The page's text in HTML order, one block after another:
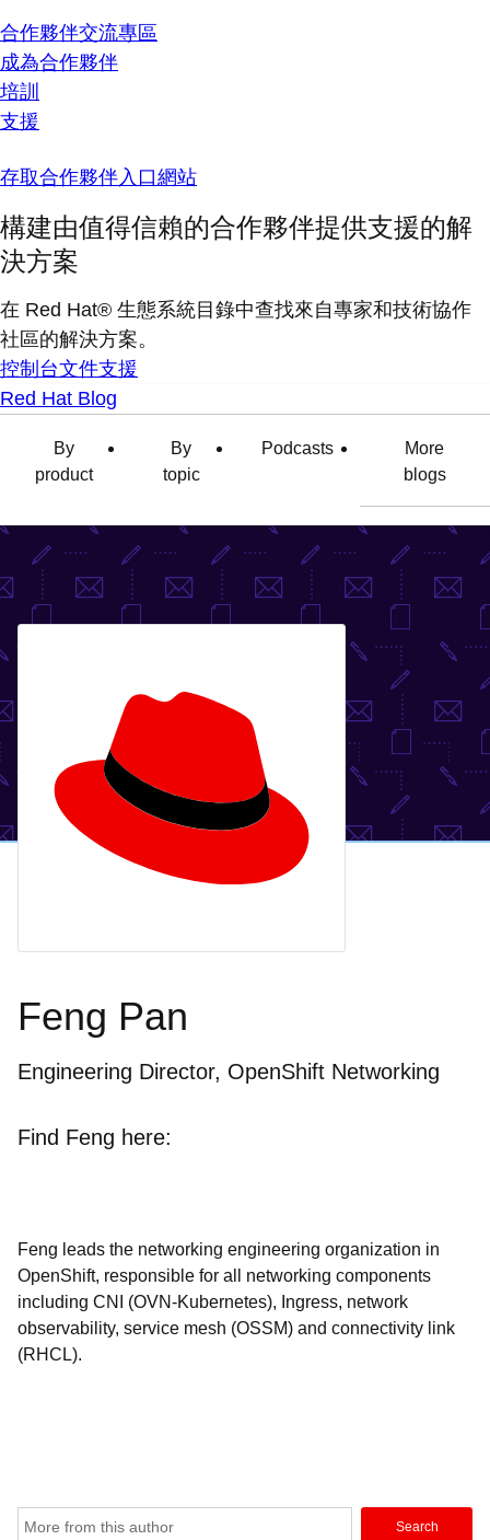
合作夥伴交流專區
成為合作夥伴
培訓
支援
存取合作夥伴入口網站
構建由值得信賴的合作夥伴提供支援的解
決方案
在 Red Hat® 生態系統目錄中查找來自專家和技術協作
社區的解決方案。
控制台文件支援
Red Hat Blog
By
product
By
topic
Podcasts
More
blogs
Feng Pan
Engineering Director, OpenShift Networking
Find Feng here:
Feng leads the networking engineering organization in
OpenShift, responsible for all networking components
including CNI (OVN-Kubernetes), Ingress, network
observability, service mesh (OSSM) and connectivity link
(RHCL).
Search